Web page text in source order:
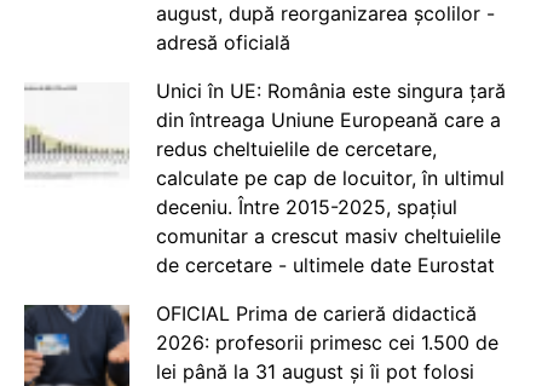
august, după reorganizarea școlilor -
adresă oficială
Unici în UE: România este singura țară
din întreaga Uniune Europeană care a
redus cheltuielile de cercetare,
calculate pe cap de locuitor, în ultimul
deceniu. Între 2015-2025, spațiul
comunitar a crescut masiv cheltuielile
de cercetare - ultimele date Eurostat
OFICIAL Prima de carieră didactică
2026: profesorii primesc cei 1.500 de
lei până la 31 august și îi pot folosi